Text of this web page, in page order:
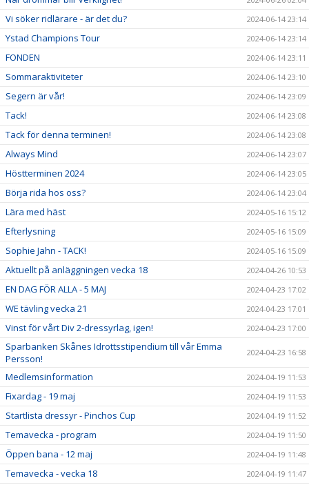
Vi söker ridlärare - är det du? 2024-06-14 23:14
Ystad Champions Tour 2024-06-14 23:14
FONDEN 2024-06-14 23:11
Sommaraktiviteter 2024-06-14 23:10
Segern är vår! 2024-06-14 23:09
Tack! 2024-06-14 23:08
Tack för denna terminen! 2024-06-14 23:08
Always Mind 2024-06-14 23:07
Höstterminen 2024 2024-06-14 23:05
Börja rida hos oss? 2024-06-14 23:04
Lära med häst 2024-05-16 15:12
Efterlysning 2024-05-16 15:09
Sophie Jahn - TACK! 2024-05-16 15:09
Aktuellt på anläggningen vecka 18 2024-04-26 10:53
EN DAG FÖR ALLA - 5 MAJ 2024-04-23 17:02
WE tävling vecka 21 2024-04-23 17:01
Vinst för vårt Div 2-dressyrlag, igen! 2024-04-23 17:00
Sparbanken Skånes Idrottsstipendium till vår Emma
Persson!
2024-04-23 16:58
Medlemsinformation 2024-04-19 11:53
Fixardag - 19 maj 2024-04-19 11:53
Startlista dressyr - Pinchos Cup 2024-04-19 11:52
Temavecka - program 2024-04-19 11:50
Öppen bana - 12 maj 2024-04-19 11:48
Temavecka - vecka 18 2024-04-19 11:47